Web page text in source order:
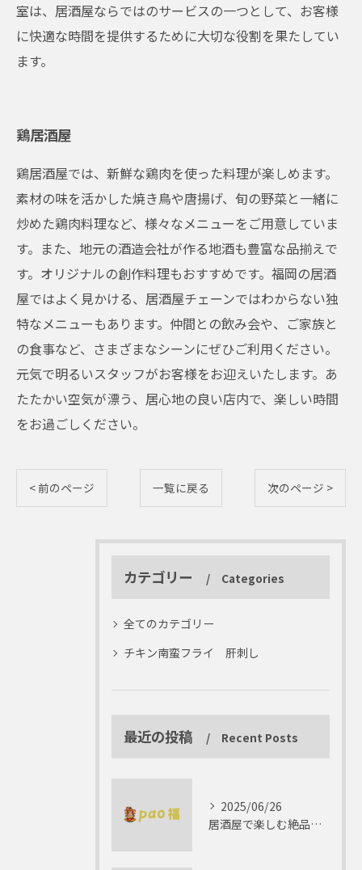
室は、居酒屋ならではのサービスの一つとして、お客様
に快適な時間を提供するために大切な役割を果たしてい
ます。
鶏居酒屋
鶏居酒屋では、新鮮な鶏肉を使った料理が楽しめます。
素材の味を活かした焼き鳥や唐揚げ、旬の野菜と一緒に
炒めた鶏肉料理など、様々なメニューをご用意していま
す。また、地元の酒造会社が作る地酒も豊富な品揃えで
す。オリジナルの創作料理もおすすめです。福岡の居酒
屋ではよく見かける、居酒屋チェーンではわからない独
特なメニューもあります。仲間との飲み会や、ご家族と
の食事など、さまざまなシーンにぜひご利用ください。
元気で明るいスタッフがお客様をお迎えいたします。あ
たたかい空気が漂う、居心地の良い店内で、楽しい時間
をお過ごしください。
< 前のページ 一覧に戻る 次のページ >
カテゴリー Categories
全てのカテゴリー
チキン南蛮フライ 肝刺し
最近の投稿 Recent Posts
2025/06/26
居酒屋で楽しむ絶品テリーヌの世界